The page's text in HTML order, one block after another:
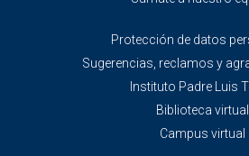
Protección de datos
Sugerencias, reclamos y
Instituto Padre Luis
Biblioteca virtual
Campus virtual